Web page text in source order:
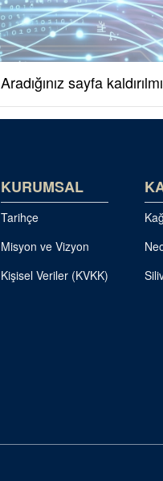
Aradığınız sayfa
KURUMSAL
Tarihçe
Misyon ve Vizyon
Kişisel Veriler (KVKK)